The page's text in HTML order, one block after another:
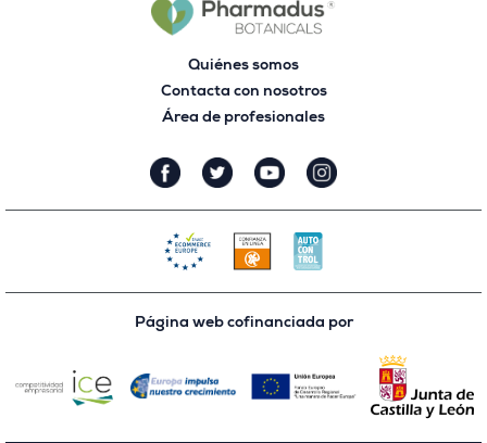
Quiénes somos
Contacta con nosotros
Área de profesionales
Página web cofinanciada por